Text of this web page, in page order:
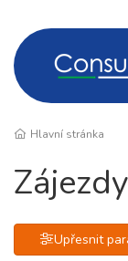
Hlavní stránka
Zájezdy
Upřesnit